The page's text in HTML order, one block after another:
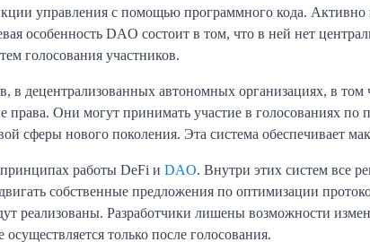
управления с помощью программного кода. Активно
особенность DAO состоит в том, что в ней нет
голосования участников.
в децентрализованных автономных организациях, в
права. Они могут принимать участие в голосованиях
сферы нового поколения. Эта система обеспечивает
работы DeFi и DAO. Внутри этих систем все
собственные предложения по оптимизации
реализованы. Разработчики лишены возможности
только после голосования.